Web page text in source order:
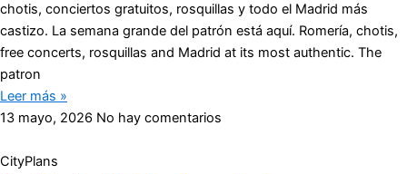
chotis, conciertos gratuitos, rosquillas y todo el Madrid más
castizo. La semana grande del patrón está aquí. Romería, chotis,
free concerts, rosquillas and Madrid at its most authentic. The
patron
Leer más »
13 mayo, 2026 No hay comentarios
CityPlans